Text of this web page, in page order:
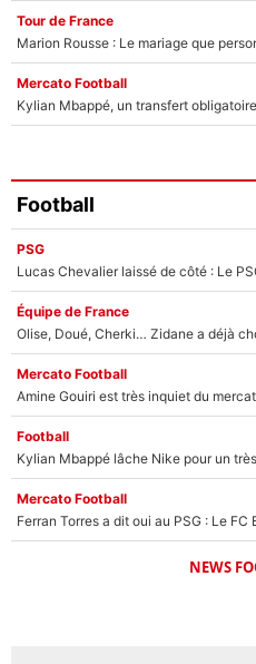
Tour de France
Marion Rousse : Le mariage que
Mercato Football
Kylian Mbappé, un transfert
Football
PSG
Équipe de France
Mercato Football
Football
Mercato Football
NEWS